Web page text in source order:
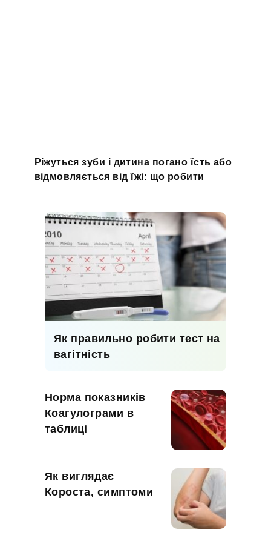
Ріжуться зуби і дитина погано їсть або
відмовляється від їжі: що робити
Як правильно робити тест на
вагітність
Норма показників
Коагулограми в
таблиці
Як виглядає
Короста, симптоми